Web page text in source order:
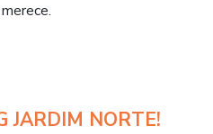
JARDIM NORTE!